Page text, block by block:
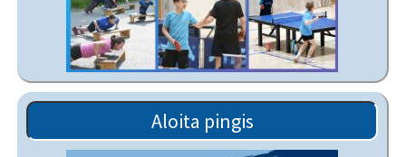
Aloita pingis